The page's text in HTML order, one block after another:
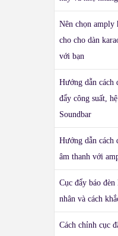
Nên chọn amply
cho cho dàn
với bạn
Hướng dẫn cách
đẩy công suất,
Soundbar
Hướng dẫn cách
âm thanh với
Cục đẩy báo
nhân và cách
Cách chỉnh cục